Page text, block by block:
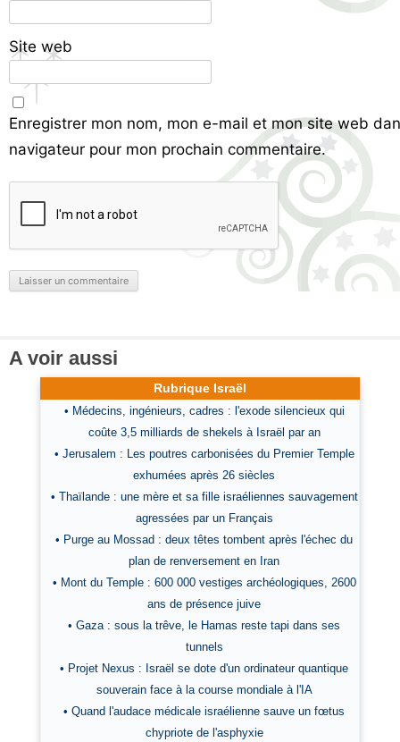
Site web
Enregistrer mon nom, mon e-mail et mon site web
navigateur pour mon prochain commentaire.
A voir aussi
Rubrique Israël
• Médecins, ingénieurs, cadres : l'exode silencieux qui
coûte 3,5 milliards de shekels à Israël par an
• Jerusalem : Les poutres carbonisées du Premier Temple
exhumées après 26 siècles
• Thaïlande : une mère et sa fille israéliennes sauvagement
agressées par un Français
• Purge au Mossad : deux têtes tombent après l'échec du
plan de renversement en Iran
• Mont du Temple : 600 000 vestiges archéologiques, 2600
ans de présence juive
• Gaza : sous la trêve, le Hamas reste tapi dans ses
tunnels
• Projet Nexus : Israël se dote d'un ordinateur quantique
souverain face à la course mondiale à l'IA
• Quand l'audace médicale israélienne sauve un fœtus
chypriote de l'asphyxie